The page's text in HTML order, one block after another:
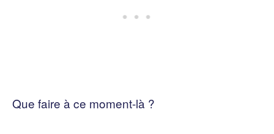
Que faire à ce moment-là ?